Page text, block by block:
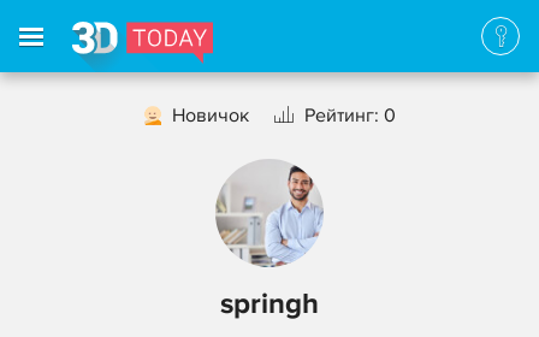
Новичок Рейтинг: 0
springh